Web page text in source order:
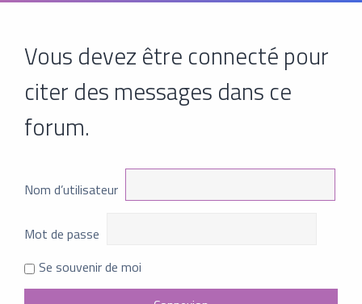
Vous devez être connecté pour
citer des messages dans ce
forum.
Nom d’utilisateur
Mot de passe
Se souvenir de moi